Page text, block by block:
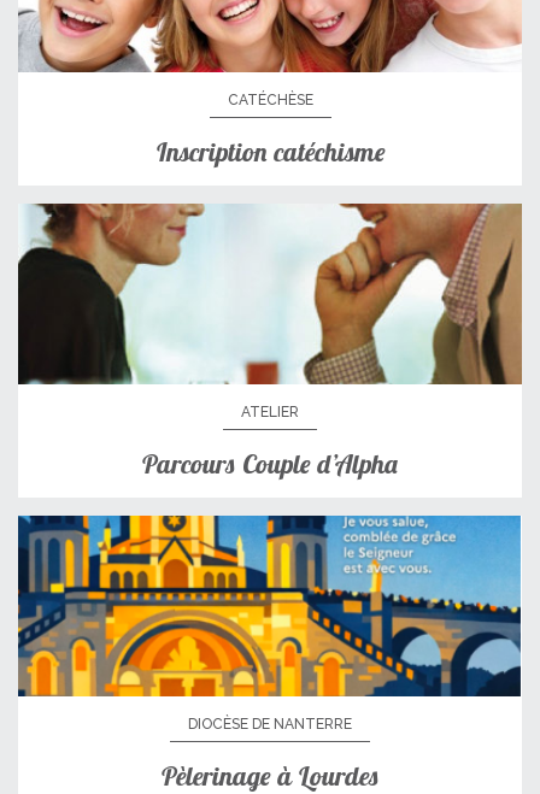
CATÉCHÈSE
Inscription catéchisme
ATELIER
Parcours Couple d’Alpha
DIOCÈSE DE NANTERRE
Pèlerinage à Lourdes